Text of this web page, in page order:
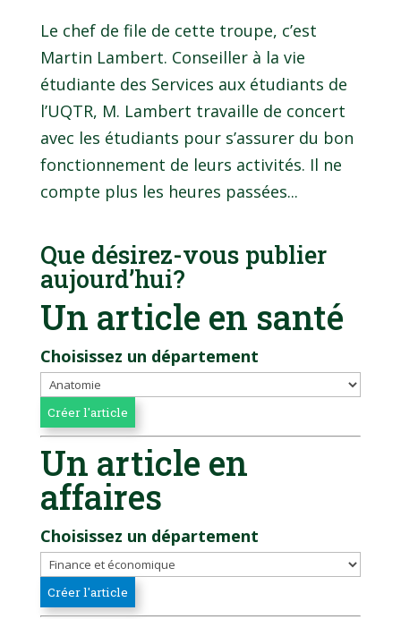
Le chef de file de cette troupe, c’est
Martin Lambert. Conseiller à la vie
étudiante des Services aux étudiants de
l’UQTR, M. Lambert travaille de concert
avec les étudiants pour s’assurer du bon
fonctionnement de leurs activités. Il ne
compte plus les heures passées...
Que désirez-vous publier
aujourd’hui?
Un article en santé
Choisissez un département
Un article en
affaires
Choisissez un département